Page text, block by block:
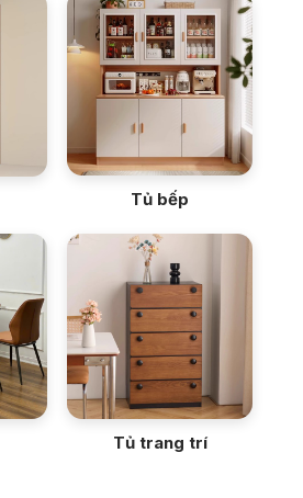
Tủ bếp
Tủ trang trí